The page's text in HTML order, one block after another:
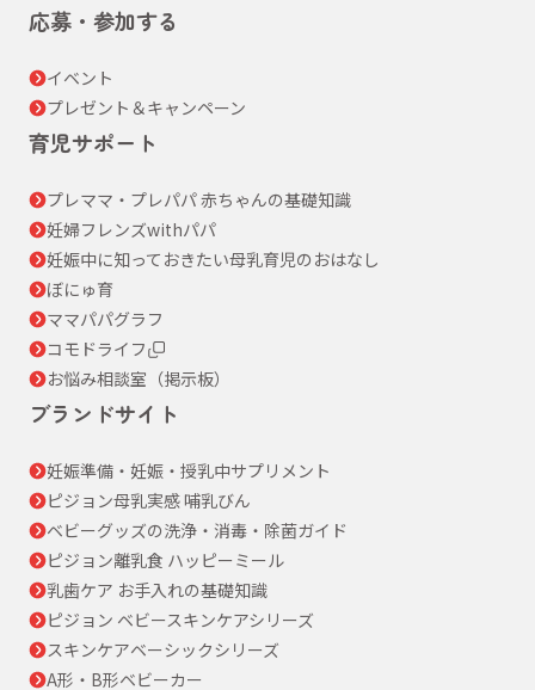
応募・参加する
イベント
プレゼント＆キャンペーン
育児サポート
プレママ・プレパパ 赤ちゃんの基礎知識
妊婦フレンズwithパパ
妊娠中に知っておきたい母乳育児のおはなし
ぼにゅ育
ママパパグラフ
コモドライフ
お悩み相談室（掲示板）
ブランドサイト
妊娠準備・妊娠・授乳中サプリメント
ピジョン母乳実感 哺乳びん
ベビーグッズの洗浄・消毒・除菌ガイド
ピジョン離乳食 ハッピーミール
乳歯ケア お手入れの基礎知識
ピジョン ベビースキンケアシリーズ
スキンケアベーシックシリーズ
A形・B形ベビーカー